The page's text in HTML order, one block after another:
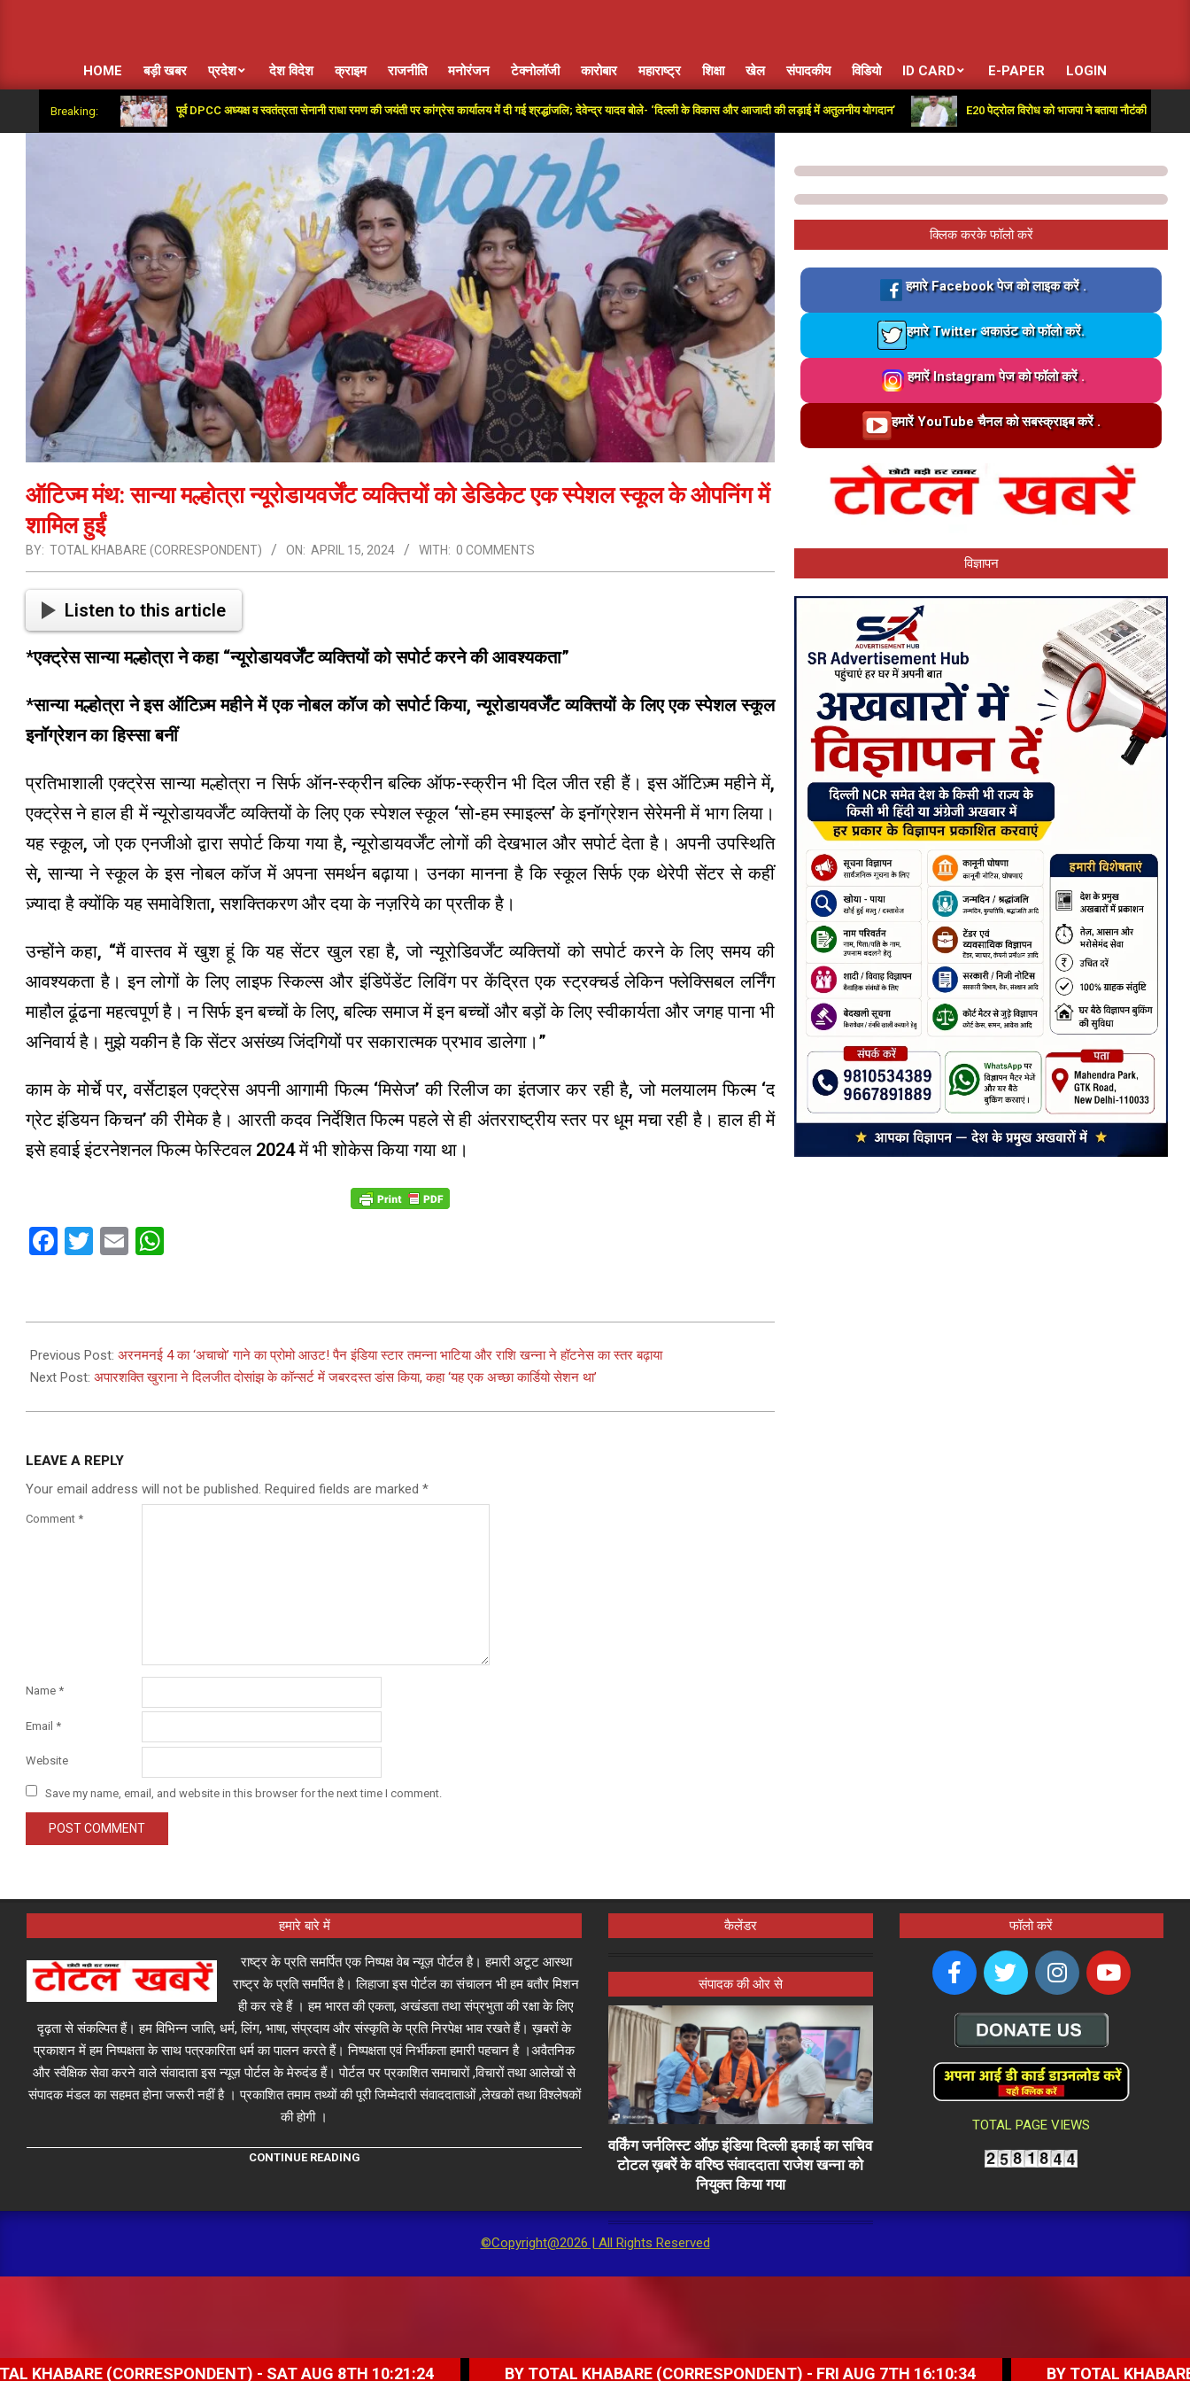
Primary
Navigation
HOME बड़ी खबर प्रदेश देश विदेश क्राइम राजनीति मनोरंजन टेक्नोलॉजी कारोबार महाराष्ट्र शिक्षा खेल संपादकीय विडियो ID CARD E-PAPER LOGIN
Breaking: पूर्व DPCC अध्यक्ष व स्वतंत्रता सेनानी राधा रमण की जयंती पर कांग्रेस कार्यालय में दी गई श्रद्धांजलि; देवेन्द्र यादव बोले- ‘दिल्ली के विकास और आजादी की लड़ाई में अतुलनीय योगदान’ E20 पेट्रोल विरोध को भाजपा ने बताया नौटंकी; हर्ष मल्होत्रा
ऑटिज्म मंथ: सान्या मल्होत्रा ​​न्यूरोडायवर्जेंट व्यक्तियों को डेडिकेट एक स्पेशल स्कूल के ओपनिंग में
शामिल हुईं
BY: TOTAL KHABARE (CORRESPONDENT) ON: APRIL 15, 2024 WITH: 0 COMMENTS
Listen to this article
*एक्ट्रेस सान्या मल्होत्रा ने कहा “न्यूरोडायवर्जेंट व्यक्तियों को सपोर्ट करने की आवश्यकता”
*सान्या मल्होत्रा ​​ने इस ऑटिज़्म महीने में एक नोबल कॉज को सपोर्ट किया, न्यूरोडायवर्जेंट व्यक्तियों के लिए एक स्पेशल स्कूल
इनॉग्रेशन का हिस्सा बनीं
प्रतिभाशाली एक्ट्रेस सान्या मल्होत्रा ​​न सिर्फ ऑन-स्क्रीन बल्कि ऑफ-स्क्रीन भी दिल जीत रही हैं। इस ऑटिज़्म महीने में,
एक्ट्रेस ने हाल ही में न्यूरोडायवर्जेंट व्यक्तियों के लिए एक स्पेशल स्कूल ‘सो-हम स्माइल्स’ के इनॉग्रेशन सेरेमनी में भाग लिया।
यह स्कूल, जो एक एनजीओ द्वारा सपोर्ट किया गया है, न्यूरोडायवर्जेंट लोगों की देखभाल और सपोर्ट देता है। अपनी उपस्थिति
से, सान्या ने स्कूल के इस नोबल कॉज में अपना समर्थन बढ़ाया। उनका मानना ​​है कि स्कूल सिर्फ एक थेरेपी सेंटर से कहीं
ज़्यादा है क्योंकि यह समावेशिता, सशक्तिकरण और दया के नज़रिये का प्रतीक है।
उन्होंने कहा, “मैं वास्तव में खुश हूं कि यह सेंटर खुल रहा है, जो न्यूरोडिवर्जेंट व्यक्तियों को सपोर्ट करने के लिए समय की
आवश्यकता है। इन लोगों के लिए लाइफ स्किल्स और इंडिपेंडेंट लिविंग पर केंद्रित एक स्ट्रक्चर्ड लेकिन फ्लेक्सिबल लर्निंग
माहौल ढूंढना महत्वपूर्ण है। न सिर्फ इन बच्चों के लिए, बल्कि समाज में इन बच्चों और बड़ों के लिए स्वीकार्यता और जगह पाना भी
अनिवार्य है। मुझे यकीन है कि सेंटर असंख्य जिंदगियों पर सकारात्मक प्रभाव डालेगा।”
काम के मोर्चे पर, वर्सेटाइल एक्ट्रेस अपनी आगामी फिल्म ‘मिसेज’ की रिलीज का इंतजार कर रही है, जो मलयालम फिल्म ‘द
ग्रेट इंडियन किचन’ की रीमेक है। आरती कदव निर्देशित फिल्म पहले से ही अंतरराष्ट्रीय स्तर पर धूम मचा रही है। हाल ही में
इसे हवाई इंटरनेशनल फिल्म फेस्टिवल 2024 में भी शोकेस किया गया था।
Facebook
Twitter
Email
04-
15
Previous Post: अरनमनई 4 का ‘अचाचो’ गाने का प्रोमो आउट! पैन इंडिया स्टार तमन्ना भाटिया और राशि खन्ना ने हॉटनेस का स्तर बढ़ाया
Next Post: अपारशक्ति खुराना ने दिलजीत दोसांझ के कॉन्सर्ट में जबरदस्त डांस किया, कहा ‘यह एक अच्छा कार्डियो सेशन था’
LEAVE A REPLY
Your email address will not be published. Required fields are marked *
Comment *
Name *
Email *
Website
Save my name, email, and website in this browser for the next time I comment.
क्लिक करके फॉलो करें
Loading…
हमारे Facebook पेज को लाइक करें .
Loading…
हमारे Twitter अकाउंट को फॉलो करें.
Loading…
हमारें Instagram पेज को फॉलो करें .
Loading…हमारें YouTube चैनल को सबस्क्राइब करें .
विज्ञापन
हमारे बारे में
राष्ट्र के प्रति समर्पित एक निष्पक्ष वेब न्यूज़ पोर्टल है। हमारी अटूट आस्था
राष्ट्र के प्रति समर्पित है। लिहाजा इस पोर्टल का संचालन भी हम बतौर मिशन
ही कर रहे हैं । हम भारत की एकता, अखंडता तथा संप्रभुता की रक्षा के लिए
दृढ़ता से संकल्पित हैं। हम विभिन्न जाति, धर्म, लिंग, भाषा, संप्रदाय और संस्कृति के प्रति निरपेक्ष भाव रखते हैं। ख़बरों के
प्रकाशन में हम निष्पक्षता के साथ पत्रकारिता धर्म का पालन करते हैं। निष्पक्षता एवं निर्भीकता हमारी पहचान है ।अवैतनिक
और स्वैक्षिक सेवा करने वाले संवादाता इस न्यूज़ पोर्टल के मेरुदंड हैं। पोर्टल पर प्रकाशित समाचारों ,विचारों तथा आलेखों से
संपादक मंडल का सहमत होना जरूरी नहीं है । प्रकाशित तमाम तथ्यों की पूरी जिम्मेदारी संवाददाताओं ,लेखकों तथा विश्लेषकों
की होगी ।
CONTINUE READING
कैलेंडर
संपादक की ओर से
वर्किंग जर्नलिस्ट ऑफ़ इंडिया दिल्ली इकाई का सचिव
टोटल ख़बरें के वरिष्ठ संवाददाता राजेश खन्ना को
नियुक्त किया गया
फॉलो करें
TOTAL PAGE VIEWS
©Copyright@2026 | All Rights Reserved
(CORRESPONDENT) - SAT AUG 8TH 10:21:24 BY TOTAL KHABARE (CORRESPONDENT) - FRI AUG 7TH 16:10:34 BY TOTAL KHABARE